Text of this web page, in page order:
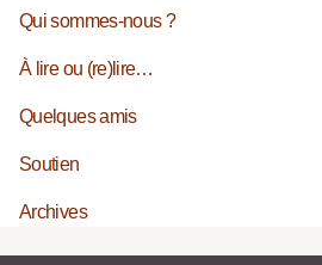
Qui sommes-nous ?
À lire ou (re)lire…
Quelques amis
Soutien
Archives